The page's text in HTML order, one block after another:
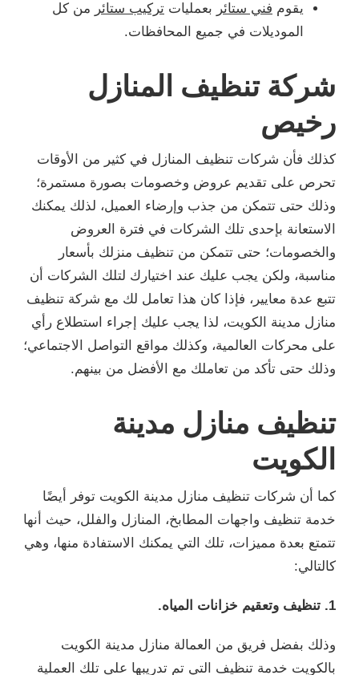
يقوم فني ستائر بعمليات تركيب ستائر من كل
الموديلات في جميع المحافظات.
شركة تنظيف المنازل
رخيص
كذلك فأن شركات تنظيف المنازل في كثير من الأوقات
تحرص على تقديم عروض وخصومات بصورة مستمرة؛
وذلك حتى تتمكن من جذب وإرضاء العميل، لذلك يمكنك
الاستعانة بإحدى تلك الشركات في فترة العروض
والخصومات؛ حتى تتمكن من تنظيف منزلك بأسعار
مناسبة، ولكن يجب عليك عند اختيارك لتلك الشركات أن
تتبع عدة معايير، فإذا كان هذا تعامل لك مع شركة تنظيف
منازل مدينة الكويت، لذا يجب عليك إجراء استطلاع رأي
على محركات العالمية، وكذلك مواقع التواصل الاجتماعي؛
وذلك حتى تأكد من تعاملك مع الأفضل من بينهم.
تنظيف منازل مدينة
الكويت
كما أن شركات تنظيف منازل مدينة الكويت توفر أيضًا
خدمة تنظيف واجهات المطابخ، المنازل والفلل، حيث أنها
تتمتع بعدة مميزات، تلك التي يمكنك الاستفادة منها، وهي
كالتالي:
1. تنظيف وتعقيم خزانات المياه.
وذلك بفضل فريق من العمالة منازل مدينة الكويت
بالكويت خدمة تنظيف التي تم تدريبها على تلك العملية